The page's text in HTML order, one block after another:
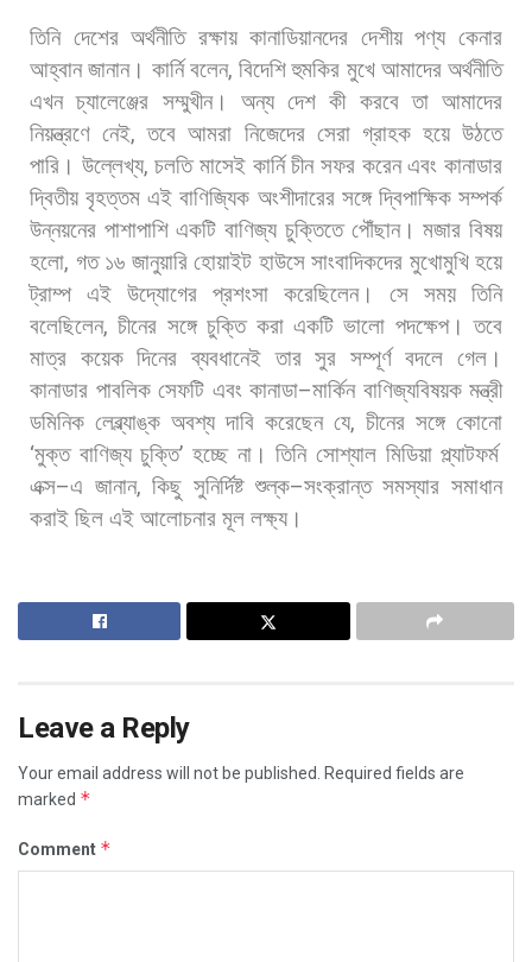
তিনি দেশের অর্থনীতি রক্ষায় কানাডিয়ানদের দেশীয় পণ্য কেনার
আহ্বান জানান। কার্নি বলেন, বিদেশি হুমকির মুখে আমাদের অর্থনীতি
এখন চ্যালেঞ্জের সম্মুখীন। অন্য দেশ কী করবে তা আমাদের
নিয়ন্ত্রণে নেই,তবে আমরা নিজেদের সেরা গ্রাহক হয়ে উঠতে
পারি। উল্লেখ্য,চলতি মাসেই কার্নি চীন সফর করেন এবং কানাডার
দ্বিতীয় বৃহত্তম এই বাণিজ্যিক অংশীদারের সঙ্গে দ্বিপাক্ষিক সম্পর্ক
উন্নয়নের পাশাপাশি একটি বাণিজ্য চুক্তিতে পৌঁছান। মজার বিষয়
হলো, গত ১৬ জানুয়ারি হোয়াইট হাউসে সাংবাদিকদের মুখোমুখি হয়ে
ট্রাম্প
এই উদ্যোগের প্রশংসা করেছিলেন। সে সময়
তিনি
বলেছিলেন,চীনের সঙ্গে চুক্তি করা একটি ভালো পদক্ষেপ। তবে
মাত্র কয়েক দিনের ব্যবধানেই তার সুর সম্পূর্ণ বদলে গেল।
কানাডার পাবলিক সেফটি এবং কানাডা–মার্কিন বাণিজ্যবিষয়ক মন্ত্রী
ডমিনিক লেব্ল্যাঙ্ক অবশ্য দাবি করেছেন যে, চীনের সঙ্গে কোনো
‘মুক্ত বাণিজ্য চুক্তি’হচ্ছে না। তিনি সোশ্যাল মিডিয়া প্ল্যাটফর্ম
এক্স–এ জানান,কিছু সুনির্দিষ্ট শুল্ক–সংক্রান্ত সমস্যার সমাধান
করাই ছিল এই আলোচনার মূল লক্ষ্য।
Leave a Reply
Your email address will not be published.
Required fields are
marked *
Comment *